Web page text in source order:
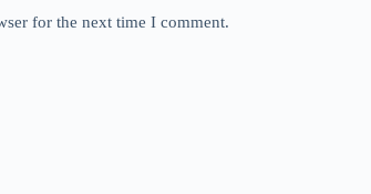
for the next time I comment.